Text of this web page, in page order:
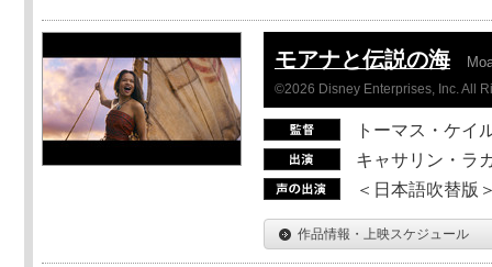
モアナと伝説の海
©2026 Disney Enterprises, Inc. All
トーマス・ケイ
キャサリン・ラ
＜日本語吹替版
作品情報・上映スケジュール